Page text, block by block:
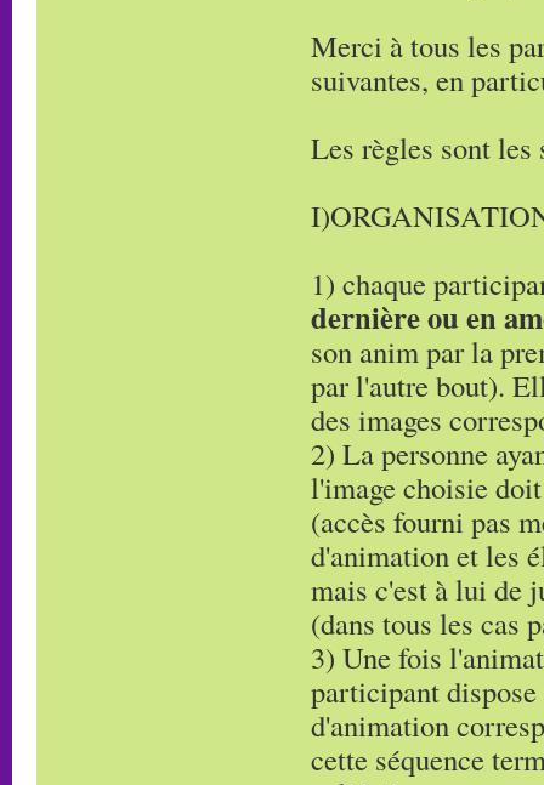
Merci à tous les
suivantes, en
Les règles sont les
1) chaque
dernière ou en
son anim par la
par l'autre bout).
des images
2) La personne
l'image choisie
(accès fourni pas
d'animation et les
mais c'est à lui de
(dans tous les cas
3) Une fois
participant
d'animation
cette séquence